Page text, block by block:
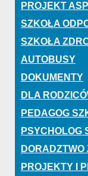
PROJEKT
SZKOŁA
SZKOŁA
AUTOBUSY
DOKUMENTY
DLA
PEDAGOG
PSYCHOLOG
DORADZTWO
PROJEKTY I